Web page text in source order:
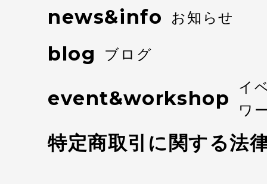
news&info お知らせ
blog ブログ
event&workshop
イ
ワ
特定商取引に関する法